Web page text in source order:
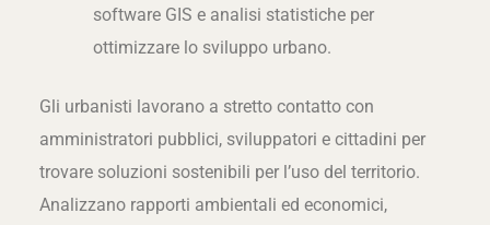
software GIS e analisi statistiche per
ottimizzare lo sviluppo urbano.
Gli urbanisti lavorano a stretto contatto con
amministratori pubblici, sviluppatori e cittadini per
trovare soluzioni sostenibili per l’uso del territorio.
Analizzano rapporti ambientali ed economici,